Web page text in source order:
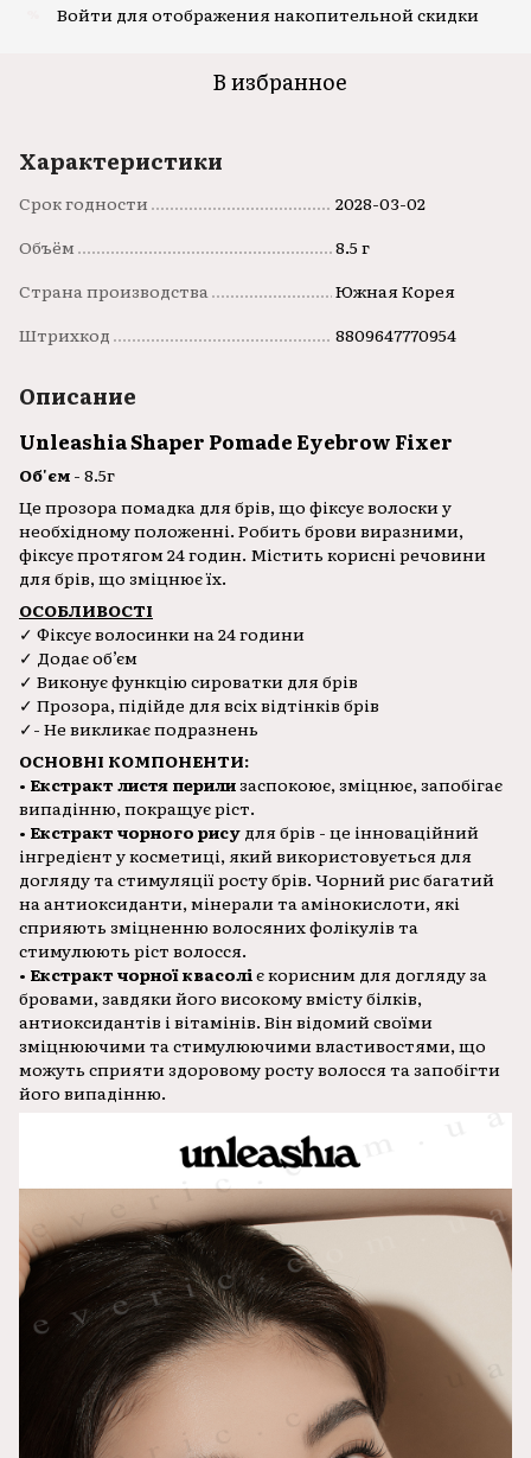
Войти для отображения накопительной скидки
В избранное
Характеристики
Срок годности
2028-03-02
Объём
8.5 г
Страна производства
Южная Корея
Штрихкод
8809647770954
Описание
Unleashia Shaper Pomade Eyebrow Fixer
Об'єм - 8.5г
Це прозора помадка для брів, що фіксує волоски у
необхідному положенні. Робить брови виразними,
фіксує протягом 24 годин. Містить корисні речовини
для брів, що зміцнює їх.
ОСОБЛИВОСТІ
✓ Фіксує волосинки на 24 години
✓ Додає обʼєм
✓ Виконує функцію сироватки для брів
✓ Прозора, підійде для всіх відтінків брів
✓- Не викликає подразнень
ОСНОВНІ КОМПОНЕНТИ:
• Екстракт листя перилизаспокоює, зміцнює, запобігає
випадінню, покращує ріст.
• Екстракт чорного рису для брів - це інноваційний
інгредієнт у косметиці, який використовується для
догляду та стимуляції росту брів. Чорний рис багатий
на антиоксиданти, мінерали та амінокислоти, які
сприяють зміцненню волосяних фолікулів та
стимулюють ріст волосся.
• Екстракт чорної квасолі є корисним для догляду за
бровами, завдяки його високому вмісту білків,
антиоксидантів і вітамінів. Він відомий своїми
зміцнюючими та стимулюючими властивостями, що
можуть сприяти здоровому росту волосся та запобігти
його випадінню.